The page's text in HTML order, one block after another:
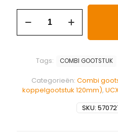
SKU:
Categorieën: Combi
koppelgootstuk 120mm),
Tags: COMBI GOOTSTUK